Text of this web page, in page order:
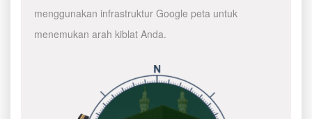
menggunakan infrastruktur Google peta untuk
menemukan arah kiblat Anda.